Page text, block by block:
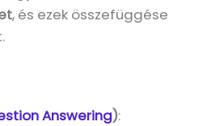
, és ezek összefüggése
Answering):